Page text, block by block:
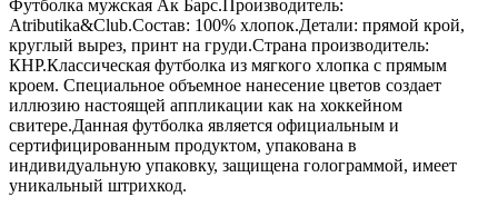
Футболка мужская Ак Барс.Производитель:
Atributika&Club.Состав: 100% хлопок.Детали: прямой крой,
круглый вырез, принт на груди.Страна производитель:
КНР.Классическая футболка из мягкого хлопка с прямым
кроем. Специальное объемное нанесение цветов создает
иллюзию настоящей аппликации как на хоккейном
свитере.Данная футболка является официальным и
сертифицированным продуктом, упакована в
индивидуальную упаковку, защищена голограммой, имеет
уникальный штрихкод.